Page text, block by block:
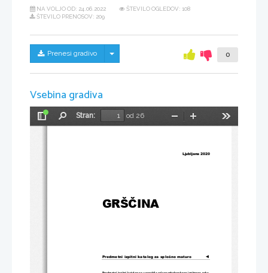
NA VOLJO OD: 24.06.2022
ŠTEVILO OGLEDOV: 108
ŠTEVILO PRENOSOV: 209
Prenesi gradivo Skrij/prikaži meni 0
Vsebina gradiva
Preklopi
Stran:
od 26
Pomanjšaj
Ljubljana 2020
GRŠČINA
Predmetni izpitni katalog za splošno maturo ◄